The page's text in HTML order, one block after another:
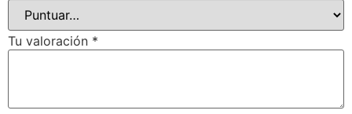
Tu valoración *